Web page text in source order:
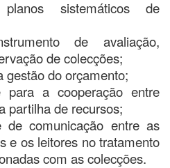
sistemáticos de
de avaliação,
de colecções;
gestão do orçamento;
a cooperação entre
partilha de recursos;
comunicação entre as
e os leitores no tratamento
com as colecções.